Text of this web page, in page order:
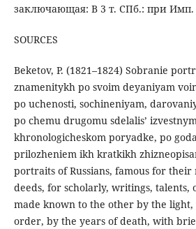
заключающая: В 3 т. СПб.: при Имп.
SOURCES
Beketov, P. (1821–1824) Sobranie
znamenitykh po svoim deyaniyam
po uchenosti, sochineniyam,
po chemu drugomu sdelalis’
khronologicheskom poryadke, po
prilozheniem ikh kratkikh
portraits of Russians, famous for
deeds, for scholarly, writings, talents,
made known to the other by the
order, by the years of death, with